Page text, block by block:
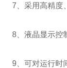
7 、采用高精
8 、液晶显示控
9 、可对运行